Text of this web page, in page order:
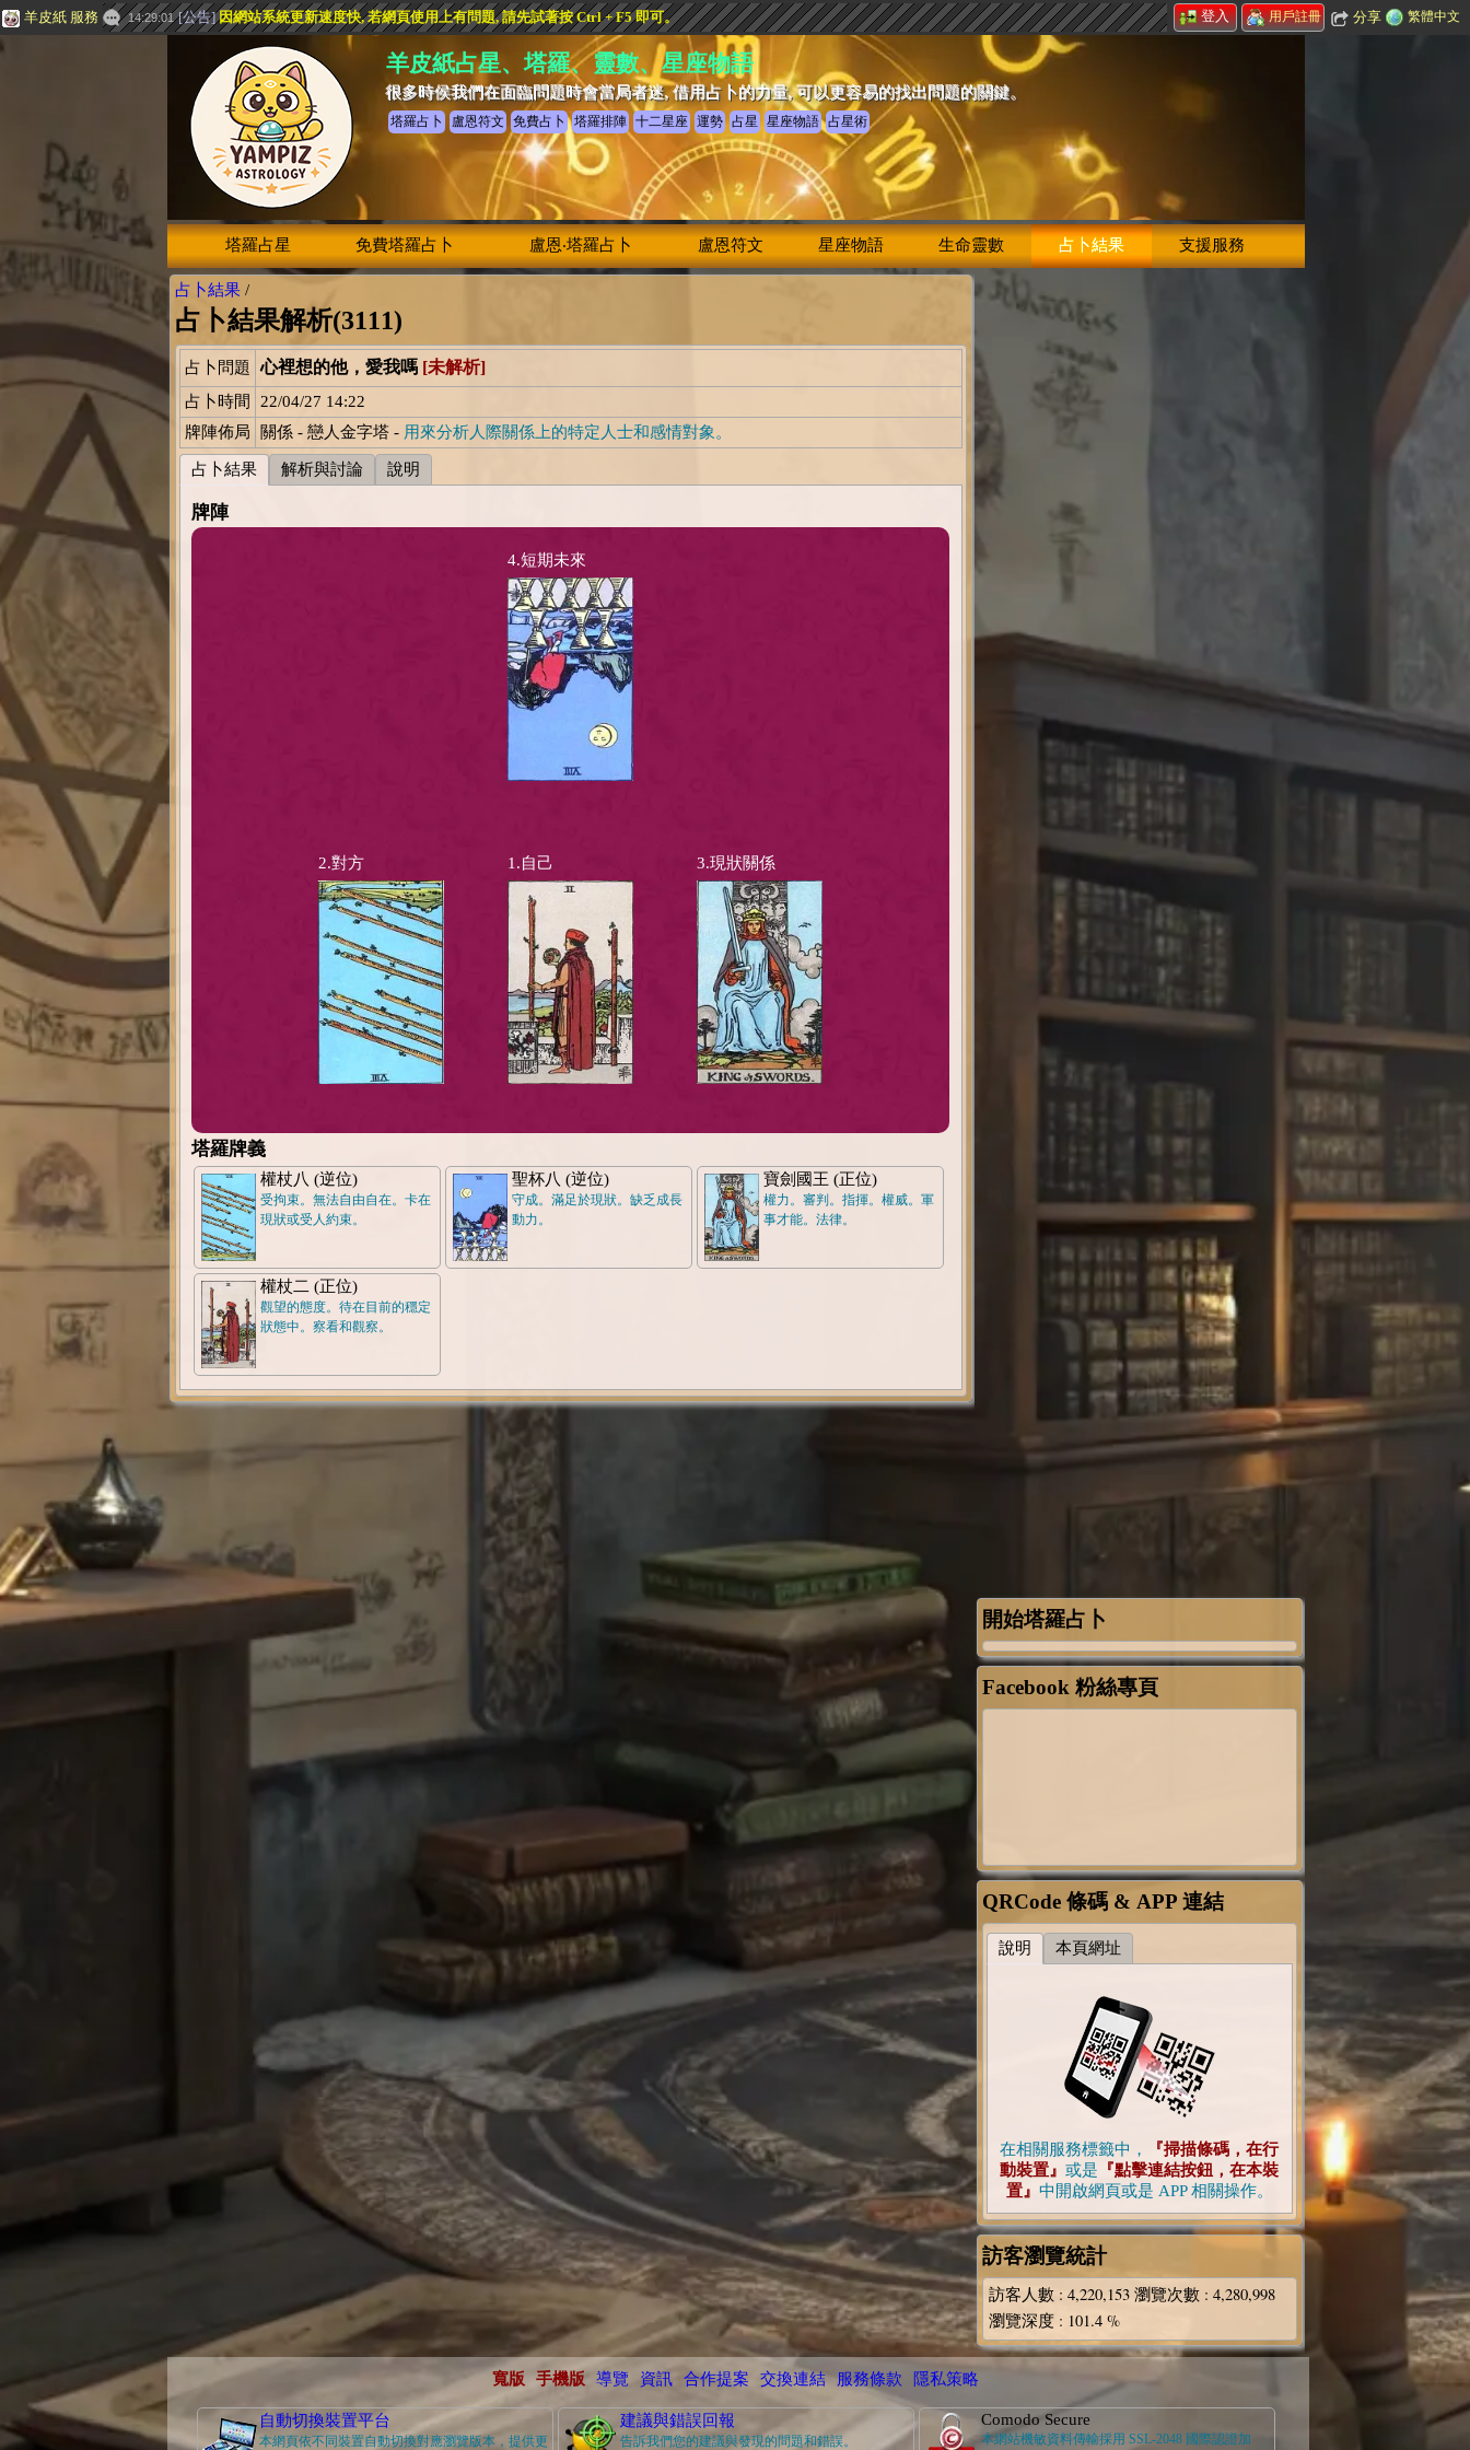
羊皮紙 服務 14:29:01 [公告]因網站系統更新速度快, 若網頁使用上有問題, 請先試著按 Ctrl + F5 即可。 登入 用戶註冊 分享 繁體中文
羊皮紙占星、塔羅、靈數、星座物語
很多時侯我們在面臨問題時會當局者迷, 借用占卜的力量, 可以更容易的找出問題的關鍵。
塔羅占卜 盧恩符文 免費占卜 塔羅排陣 十二星座 運勢 占星 星座物語 占星術
塔羅占星 免費塔羅占卜 盧恩‧塔羅占卜 盧恩符文 星座物語 生命靈數 占卜結果 支援服務
占卜結果/
占卜結果解析(3111)
占卜問題 心裡想的他，愛我嗎 [未解析]
占卜時間
22/04/27 14:22
牌陣佈局
關係 - 戀人金字塔 - 用來分析人際關係上的特定人士和感情對象。
占卜結果 解析與討論 說明
牌陣
1.自己
2.對方 3.現狀關係
4.短期未來
塔羅牌義
權杖八 (逆位)
受拘束。無法自由自在。卡在
現狀或受人約束。
聖杯八 (逆位)
守成。滿足於現狀。缺乏成長
動力。
寶劍國王 (正位)
權力。審判。指揮。權威。軍
事才能。法律。
權杖二 (正位)
觀望的態度。待在目前的穩定
狀態中。察看和觀察。
開始塔羅占卜
Facebook 粉絲專頁
QRCode 條碼 & APP 連結
說明 本頁網址
在相關服務標籤中，
『掃描條碼，在行
動裝置』 或是 『點擊連結按鈕，在本裝
置』 中開啟網頁或是 APP 相關操作。
訪客瀏覽統計
訪客人數: 4,220,153 瀏覽次數: 4,280,998
瀏覽深度: 101.4 %
寬版 手機版 導覽 資訊 合作提案 交換連結 服務條款 隱私策略
自動切換裝置平台
本網頁依不同裝置自動切換對應瀏覽版本，提供更
建議與錯誤回報
告訴我們您的建議與發現的問題和錯誤。
Comodo Secure
本網站機敏資料傳輸採用 SSL-2048 國際認證加